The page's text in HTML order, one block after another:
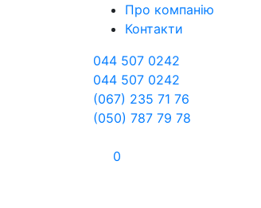
Про компанію
Контакти
044 507 0242
044 507 0242
(067) 235 71 76
(050) 787 79 78
0